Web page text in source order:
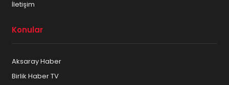
İletişim
Konular
Aksaray Haber
Birlik Haber TV